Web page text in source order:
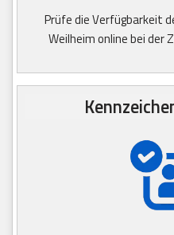
Prüfe die Verfügbarkeit
Weilheim online bei der